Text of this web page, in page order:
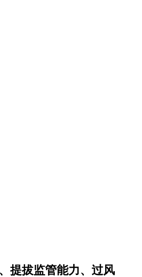
提拔监管能力、过风